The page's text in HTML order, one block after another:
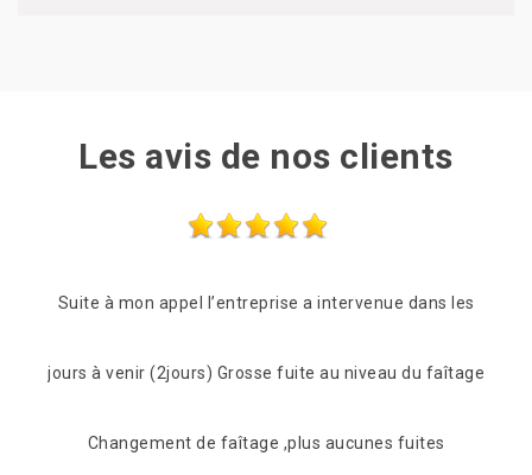
Les avis de nos clients
Suite à mon appel l’entreprise a intervenue dans les
jours à venir (2jours) Grosse fuite au niveau du faîtage
Changement de faîtage ,plus aucunes fuites